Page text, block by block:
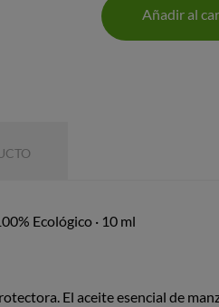
Añadir al
Ecológico · 10 ml
El aceite esencial de